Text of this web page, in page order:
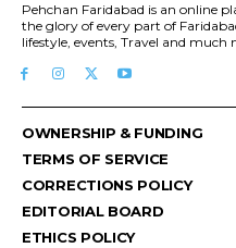
Pehchan Faridabad is an online
the glory of every part of
lifestyle, events, Travel and much
OWNERSHIP & FUNDING
TERMS OF SERVICE
CORRECTIONS POLICY
EDITORIAL BOARD
ETHICS POLICY